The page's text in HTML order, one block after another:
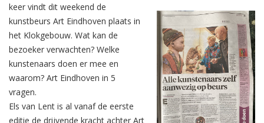
i
g
a
t
i
o
n
keer vindt dit weekend de
kunstbeurs Art Eindhoven plaats in
het Klokgebouw. Wat kan de
bezoeker verwachten? Welke
kunstenaars doen er mee en
waarom? Art Eindhoven in 5
vragen.
Els van Lent is al vanaf de eerste
editie de drijvende kracht achter Art